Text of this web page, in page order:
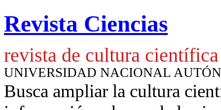
Revista Ciencias
revista de cultura científica
UNIVERSIDAD NACIONAL
Busca ampliar la cultura